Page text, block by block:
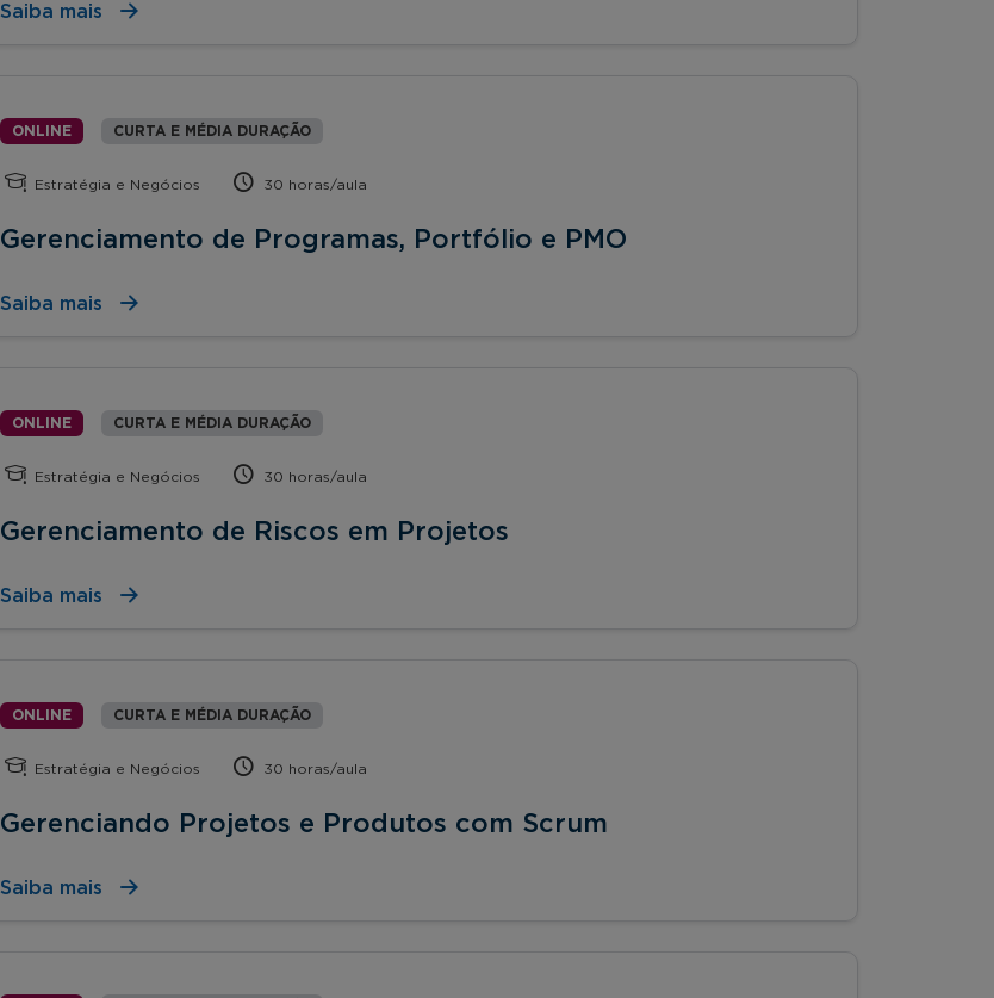
Saiba mais
ONLINE CURTA E MÉDIA DURAÇÃO
Estratégia e Negócios 30 horas/aula
Gerenciamento de Programas, Portfólio e PMO
Saiba mais
ONLINE CURTA E MÉDIA DURAÇÃO
Estratégia e Negócios 30 horas/aula
Gerenciamento de Riscos em Projetos
Saiba mais
ONLINE CURTA E MÉDIA DURAÇÃO
Estratégia e Negócios 30 horas/aula
Gerenciando Projetos e Produtos com Scrum
Saiba mais